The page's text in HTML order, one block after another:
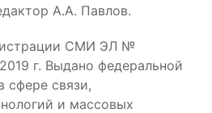
А.А. Павлов.
СМИ ЭЛ №
г. Выдано федеральной
сфере связи,
и массовых